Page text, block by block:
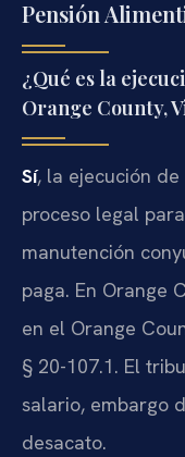
Pensión
¿Qué es la
Orange County,
Sí, la ejecución
proceso legal
manutención
paga. En Orange
en el Orange
§ 20-107.1. El
salario, embargo
desacato.